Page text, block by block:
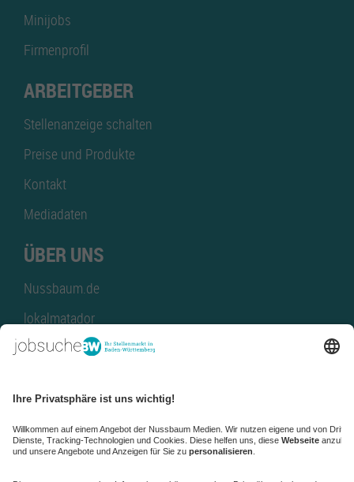
Minijobs
Firmenprofil
ARBEITGEBER
Stellenanzeige schalten
Preise und Produkte
Kontakt
Mediadaten
ÜBER UNS
Nussbaum.de
lokalmatador
kaufinBW
NussbaumID
Nussbaum Medien